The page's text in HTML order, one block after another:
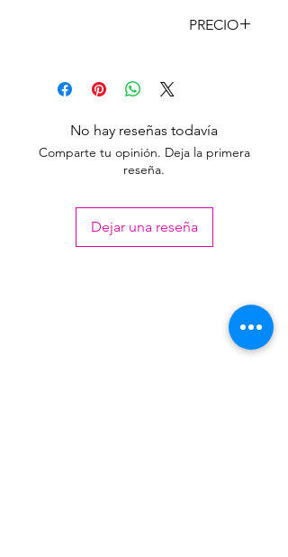
PRECIO
LISTA
Unidad
$
3.300,00
3993,00
No hay reseñas todavía
Comparte tu opinión. Deja la primera
reseña.
Dejar una reseña